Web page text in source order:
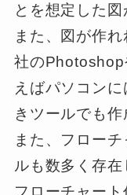
とを想定した図
また、図が作
社の
えばパソコン
きツールでも作
また、フロー
ルも数多く存
フローチャー